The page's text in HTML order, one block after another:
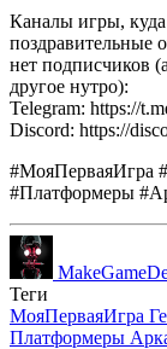
Каналы игры,
поздравительные
нет подписчиков
другое нутро):
Telegram: https://
Discord: https://
#МояПерваяИгра
#Платформеры
Теги
МояПерваяИгра
Платформеры